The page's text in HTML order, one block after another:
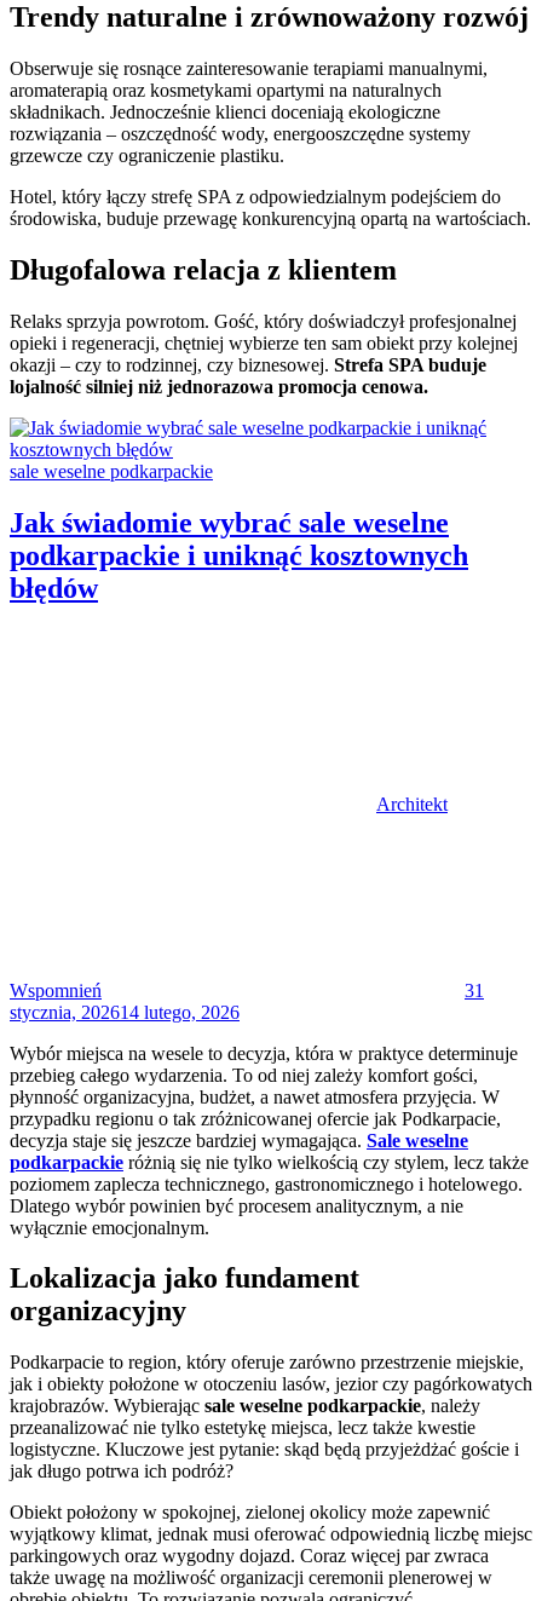
Trendy naturalne i zrównoważony rozwój
Obserwuje się rosnące zainteresowanie terapiami manualnymi,
aromaterapią oraz kosmetykami opartymi na naturalnych
składnikach. Jednocześnie klienci doceniają ekologiczne
rozwiązania – oszczędność wody, energooszczędne systemy
grzewcze czy ograniczenie plastiku.
Hotel, który łączy strefę SPA z odpowiedzialnym podejściem do
środowiska, buduje przewagę konkurencyjną opartą na wartościach.
Długofalowa relacja z klientem
Relaks sprzyja powrotom. Gość, który doświadczył profesjonalnej
opieki i regeneracji, chętniej wybierze ten sam obiekt przy kolejnej
okazji – czy to rodzinnej, czy biznesowej. Strefa SPA buduje
lojalność silniej niż jednorazowa promocja cenowa.
Categories:
sale weselne podkarpackie
Jak świadomie wybrać sale weselne
podkarpackie i uniknąć kosztownych
błędów
Architekt
Wspomnień
31
stycznia, 202614 lutego, 2026
Wybór miejsca na wesele to decyzja, która w praktyce determinuje
przebieg całego wydarzenia. To od niej zależy komfort gości,
płynność organizacyjna, budżet, a nawet atmosfera przyjęcia. W
przypadku regionu o tak zróżnicowanej ofercie jak Podkarpacie,
decyzja staje się jeszcze bardziej wymagająca. Sale weselne
podkarpackie różnią się nie tylko wielkością czy stylem, lecz także
poziomem zaplecza technicznego, gastronomicznego i hotelowego.
Dlatego wybór powinien być procesem analitycznym, a nie
wyłącznie emocjonalnym.
Lokalizacja jako fundament
organizacyjny
Podkarpacie to region, który oferuje zarówno przestrzenie miejskie,
jak i obiekty położone w otoczeniu lasów, jezior czy pagórkowatych
krajobrazów. Wybierając sale weselne podkarpackie, należy
przeanalizować nie tylko estetykę miejsca, lecz także kwestie
logistyczne. Kluczowe jest pytanie: skąd będą przyjeżdżać goście i
jak długo potrwa ich podróż?
Obiekt położony w spokojnej, zielonej okolicy może zapewnić
wyjątkowy klimat, jednak musi oferować odpowiednią liczbę miejsc
parkingowych oraz wygodny dojazd. Coraz więcej par zwraca
także uwagę na możliwość organizacji ceremonii plenerowej w